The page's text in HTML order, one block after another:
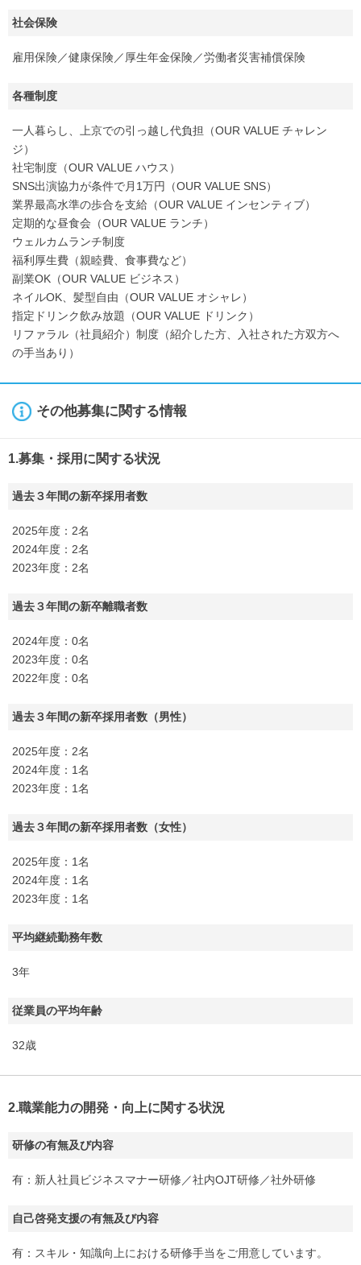
社会保険
雇用保険／健康保険／厚生年金保険／労働者災害補償保険
各種制度
一人暮らし、上京での引っ越し代負担（OUR VALUE チャレン
ジ）
社宅制度（OUR VALUE ハウス）
SNS出演協力が条件で月1万円（OUR VALUE SNS）
業界最高水準の歩合を支給（OUR VALUE インセンティブ）
定期的な昼食会（OUR VALUE ランチ）
ウェルカムランチ制度
福利厚生費（親睦費、食事費など）
副業OK（OUR VALUE ビジネス）
ネイルOK、髪型自由（OUR VALUE オシャレ）
指定ドリンク飲み放題（OUR VALUE ドリンク）
リファラル（社員紹介）制度（紹介した方、入社された方双方へ
の手当あり）
その他募集に関する情報
1.募集・採用に関する状況
過去３年間の新卒採用者数
2025年度：2名
2024年度：2名
2023年度：2名
過去３年間の新卒離職者数
2024年度：0名
2023年度：0名
2022年度：0名
過去３年間の新卒採用者数（男性）
2025年度：2名
2024年度：1名
2023年度：1名
過去３年間の新卒採用者数（女性）
2025年度：1名
2024年度：1名
2023年度：1名
平均継続勤務年数
3年
従業員の平均年齢
32歳
2.職業能力の開発・向上に関する状況
研修の有無及び内容
有：新人社員ビジネスマナー研修／社内OJT研修／社外研修
自己啓発支援の有無及び内容
有：スキル・知識向上における研修手当をご用意しています。